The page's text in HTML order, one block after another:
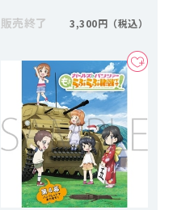
販売終了 3,300円